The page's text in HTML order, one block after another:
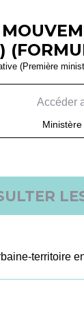
(Première
Accéder
territoire